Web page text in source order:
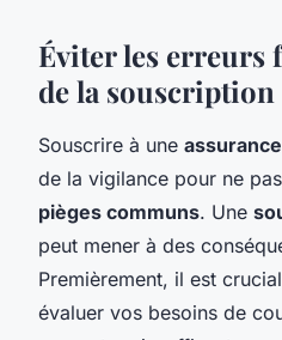
Éviter les erreurs
de la souscription
Souscrire à une
de la vigilance pour ne
pièges communs. Une
peut mener à des
Premièrement, il est
évaluer vos besoins de